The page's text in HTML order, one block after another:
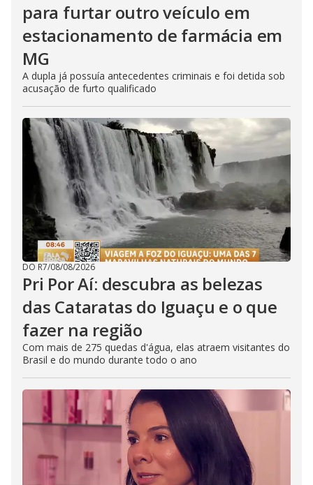
para furtar outro veículo em
estacionamento de farmácia em
MG
A dupla já possuía antecedentes criminais e foi detida sob
acusação de furto qualificado
DO R7/08/08/2026
Pri Por Aí: descubra as belezas
das Cataratas do Iguaçu e o que
fazer na região
Com mais de 275 quedas d'água, elas atraem visitantes do
Brasil e do mundo durante todo o ano